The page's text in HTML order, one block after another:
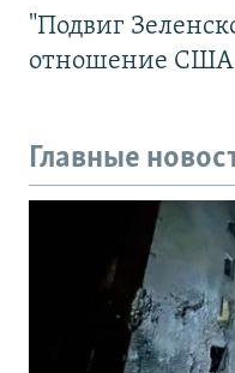
"Подвиг
отношение США
Главные